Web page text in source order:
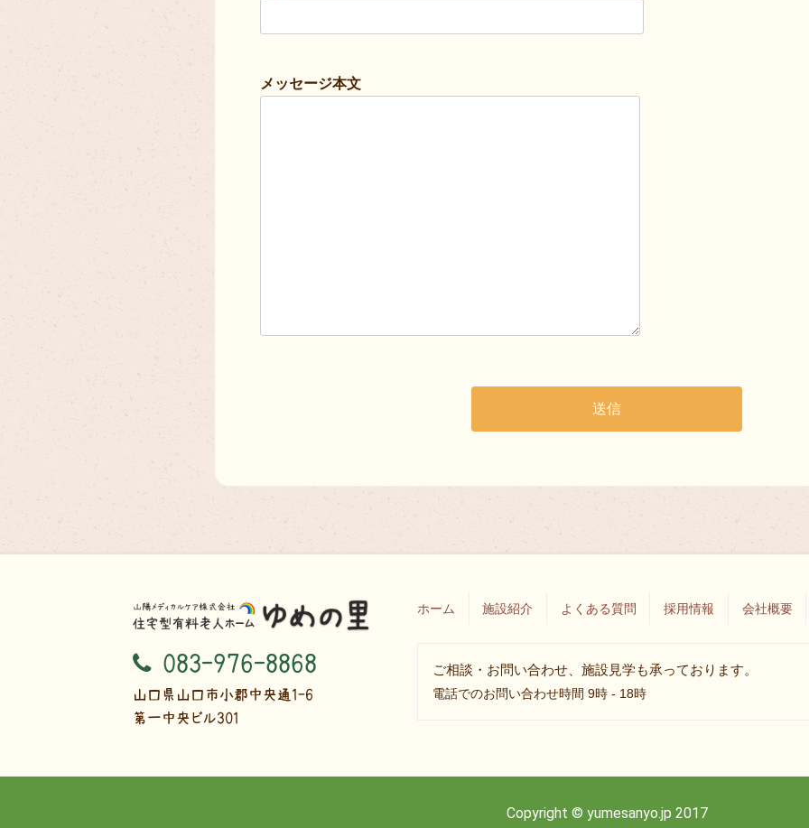
メッセージ本文
083-976-8868
山口県山口市小郡中央通1-6
第一中央ビル301
ホーム 施設紹介 よくある質問 採用情報 会社概要
ご相談・お問い合わせ、施設見学も承っております。
電話でのお問い合わせ時間 9時 - 18時
Copyright © yumesanyo.jp 2017